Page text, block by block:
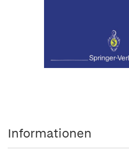
Informationen